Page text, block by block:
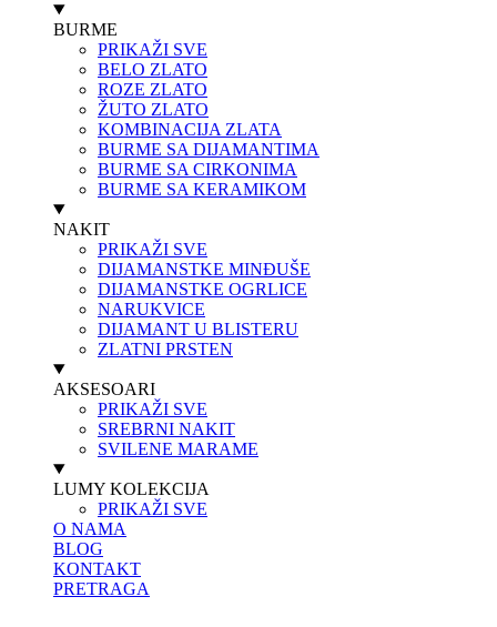
BURME
PRIKAŽI SVE
BELO ZLATO
ROZE ZLATO
ŽUTO ZLATO
KOMBINACIJA ZLATA
BURME SA DIJAMANTIMA
BURME SA CIRKONIMA
BURME SA KERAMIKOM
NAKIT
PRIKAŽI SVE
DIJAMANSTKE MINĐUŠE
DIJAMANSTKE OGRLICE
NARUKVICE
DIJAMANT U BLISTERU
ZLATNI PRSTEN
AKSESOARI
PRIKAŽI SVE
SREBRNI NAKIT
SVILENE MARAME
LUMY KOLEKCIJA
PRIKAŽI SVE
O NAMA
BLOG
KONTAKT
PRETRAGA